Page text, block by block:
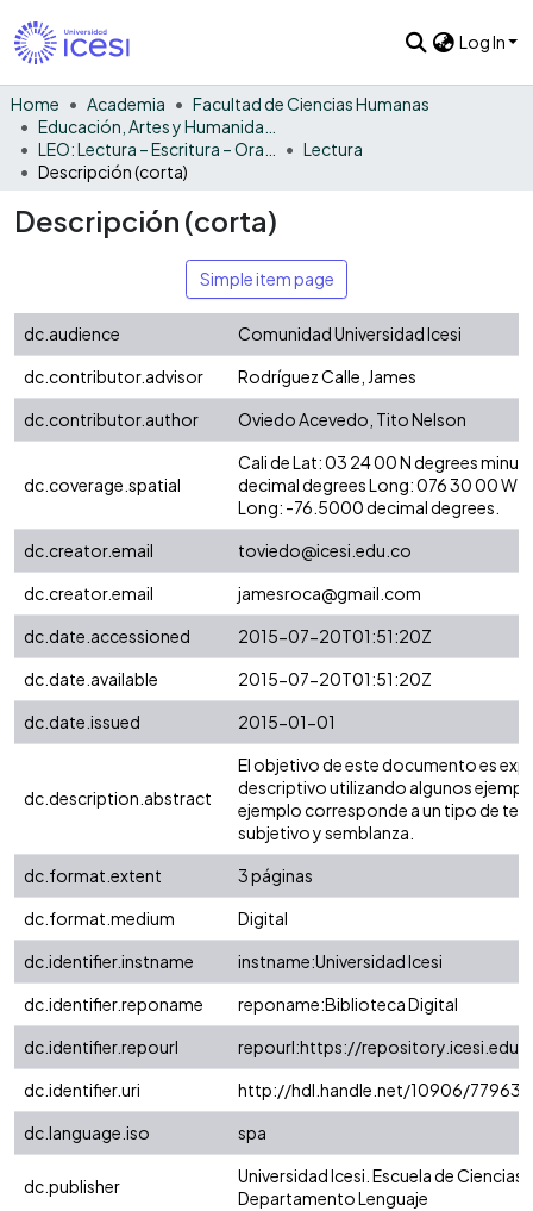
Log In
Home Academia
Facultad de Ciencias Humanas
Lectura
Descripción (corta)
Descripción (corta)
Simple item page
dc.audience
Comunidad Universidad Icesi
dc.contributor.advisor
Rodríguez Calle, James
dc.contributor.author
Oviedo Acevedo, Tito Nelson
dc.coverage.spatial
Cali de Lat: 03 24 00 N degrees
decimal degrees Long: 076 30 00 W
Long: -76.5000 decimal degrees.
dc.creator.email
toviedo@icesi.edu.co
dc.creator.email
jamesroca@gmail.com
dc.date.accessioned
2015-07-20T01:51:20Z
dc.date.available
2015-07-20T01:51:20Z
dc.date.issued
2015-01-01
dc.description.abstract
El objetivo de este documento es
descriptivo utilizando algunos
ejemplo corresponde a un tipo de
subjetivo y semblanza.
dc.format.extent
3 páginas
dc.format.medium
Digital
dc.identifier.instname
instname:Universidad Icesi
dc.identifier.reponame
reponame:Biblioteca Digital
dc.identifier.repourl
repourl:https://
dc.identifier.uri
http://hdl.handle.net/10906/77963
dc.language.iso
spa
dc.publisher
Universidad Icesi. Escuela de Ciencias
Departamento Lenguaje